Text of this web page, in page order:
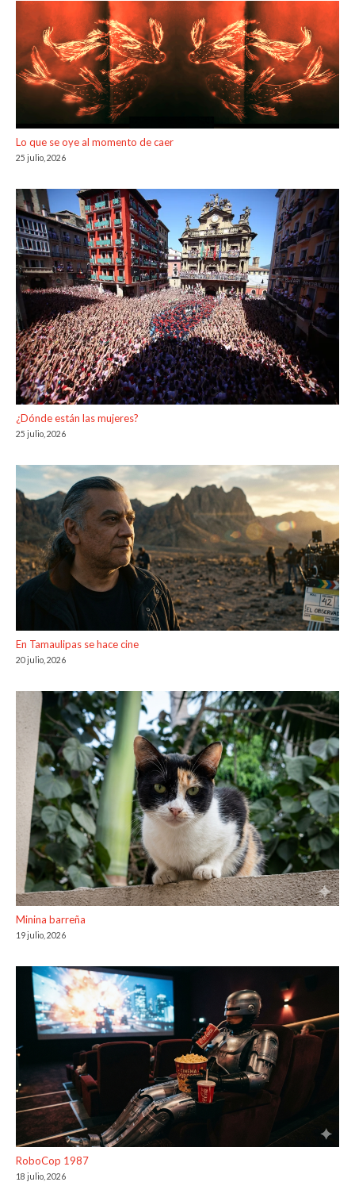
Lo que se oye al momento de caer
25 julio, 2026
¿Dónde están las mujeres?
25 julio, 2026
En Tamaulipas se hace cine
20 julio, 2026
Minina barreña
19 julio, 2026
RoboCop 1987
18 julio, 2026